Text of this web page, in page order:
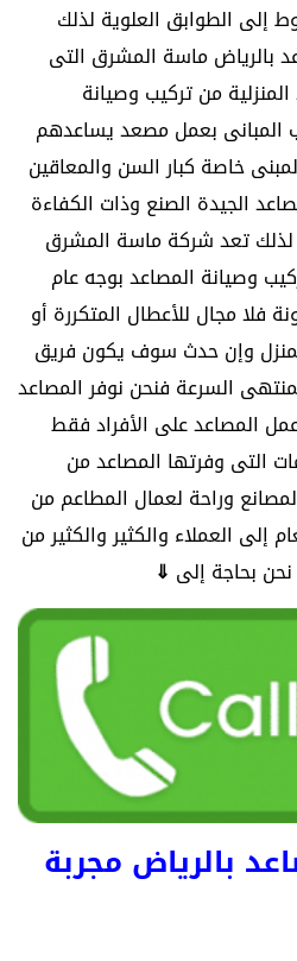
إلى الطوابق العلوية لذلك
بالرياض ماسة المشرق التى
من تركيب وصيانة
المبانى بعملمصعديساعدهم
خاصة كبار السن والمعاقين
الجيدة الصنع وذات الكفاءة
لذلك تعد شركة ماسة المشرق
وصيانة المصاعد بوجه عام
فلا مجال للأعطال المتكررة أو
وإن حدث سوف يكون فريق
السرعة فنحن نوفر المصاعد
المصاعد على الأفراد فقط
التى وفرتها المصاعد من
وراحة لعمال المطاعم من
إلى العملاء والكثير والكثير من
بحاجة إلى ⇓
بالرياض مجربة